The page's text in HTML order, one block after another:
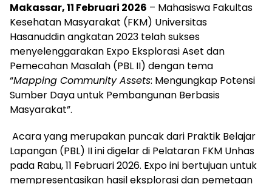
Makassar, 11 Februari 2026 – Mahasiswa Fakultas
Kesehatan Masyarakat (FKM) Universitas
Hasanuddin angkatan 2023 telah sukses
menyelenggarakan Expo Eksplorasi Aset dan
Pemecahan Masalah (PBL II) dengan tema
“Mapping Community Assets: Mengungkap Potensi
Sumber Daya untuk Pembangunan Berbasis
Masyarakat”.
Acara yang merupakan puncak dari Praktik Belajar
Lapangan (PBL) II ini digelar di Pelataran FKM Unhas
pada Rabu, 11 Februari 2026. Expo ini bertujuan untuk
mempresentasikan hasil eksplorasi dan pemetaan